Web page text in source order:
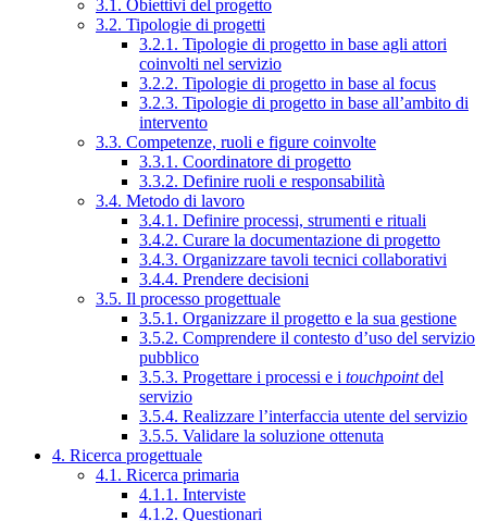
3.1. Obiettivi del progetto
3.2. Tipologie di progetti
3.2.1. Tipologie di progetto in base agli attori
coinvolti nel servizio
3.2.2. Tipologie di progetto in base al focus
3.2.3. Tipologie di progetto in base all’ambito di
intervento
3.3. Competenze, ruoli e figure coinvolte
3.3.1. Coordinatore di progetto
3.3.2. Definire ruoli e responsabilità
3.4. Metodo di lavoro
3.4.1. Definire processi, strumenti e rituali
3.4.2. Curare la documentazione di progetto
3.4.3. Organizzare tavoli tecnici collaborativi
3.4.4. Prendere decisioni
3.5. Il processo progettuale
3.5.1. Organizzare il progetto e la sua gestione
3.5.2. Comprendere il contesto d’uso del servizio
pubblico
3.5.3. Progettare i processi e i touchpointdel
servizio
3.5.4. Realizzare l’interfaccia utente del servizio
3.5.5. Validare la soluzione ottenuta
4. Ricerca progettuale
4.1. Ricerca primaria
4.1.1. Interviste
4.1.2. Questionari